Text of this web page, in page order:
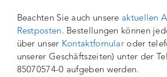
Beachten Sie auch unsere aktuellen
Restposten. Bestellungen können
über unser Kontaktfomular oder
unserer Geschäftszeiten) unter der
85070574-0 aufgeben werden.